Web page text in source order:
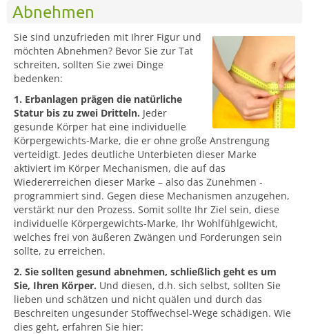
Abnehmen
Sie sind unzufrieden mit Ihrer Figur und
möchten Abnehmen? Bevor Sie zur Tat
schreiten, sollten Sie zwei Dinge
bedenken:
1. Erbanlagen prägen die natürliche
Statur bis zu zwei Dritteln. Jeder
gesunde Körper hat eine individuelle
Körpergewichts-Marke, die er ohne große Anstrengung
verteidigt. Jedes deutliche Unterbieten dieser Marke
aktiviert im Körper Mechanismen, die auf das
Wiedererreichen dieser Marke – also das Zunehmen -
programmiert sind. Gegen diese Mechanismen anzugehen,
verstärkt nur den Prozess. Somit sollte Ihr Ziel sein, diese
individuelle Körpergewichts-Marke, Ihr Wohlfühlgewicht,
welches frei von äußeren Zwängen und Forderungen sein
sollte, zu erreichen.
2. Sie sollten gesund abnehmen, schließlich geht es um
Sie, Ihren Körper. Und diesen, d.h. sich selbst, sollten Sie
lieben und schätzen und nicht quälen und durch das
Beschreiten ungesunder Stoffwechsel-Wege schädigen. Wie
dies geht, erfahren Sie hier: